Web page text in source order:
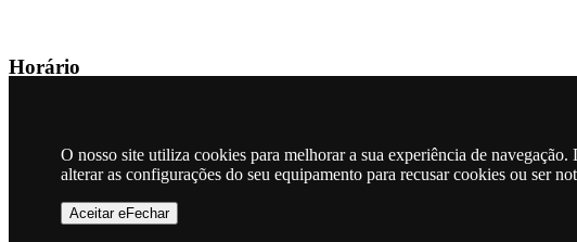
O nosso site utiliza cookies para melhorar a sua experiência de
alterar as configurações do seu equipamento para recusar cookies ou ser
Aceitar eFechar
Horário
Mapa